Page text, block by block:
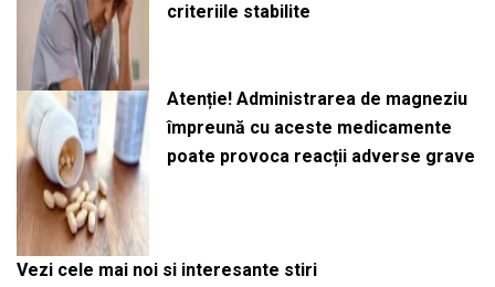
criteriile stabilite
Atenție! Administrarea de magneziu
împreună cu aceste medicamente
poate provoca reacții adverse grave
Vezi cele mai noi si interesante stiri